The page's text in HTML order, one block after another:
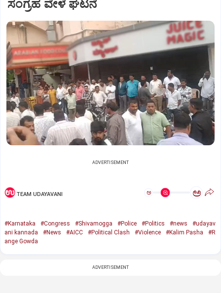
ಸಂಗ್ರಹ ವೇಳೆ ಘಟನೆ
ADVERTISEMENT
TEAM UDAYAVANI ಅ ಅ
#Karnataka #Congress #Shivamogga #Police #Politics #news
#udayav
ani kannada
#News #AICC #Political Clash #Violence #Kalim Pasha
#R
ange Gowda
ADVERTISEMENT